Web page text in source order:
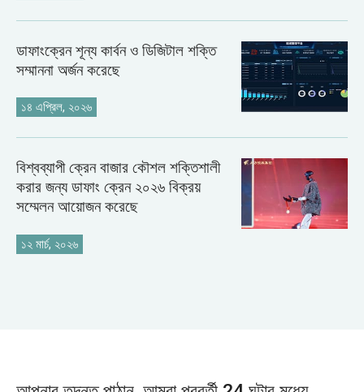
ডাফাংক্রেন শূন্য কার্বন ও ডিজিটাল শক্তি
সম্মাননা অর্জন করেছে
১৪ এপ্রিল, ২০২৬
বিশ্বব্যাপী ক্রেন বাজার কৌশল শক্তিশালী
করার জন্য ডাফাং ক্রেন ২০২৬ বিক্রয়
সম্মেলন আয়োজন করেছে
১২ মার্চ, ২০২৬